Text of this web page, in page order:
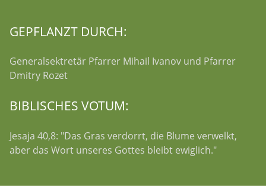
GEPFLANZT DURCH:
Generalsektretär Pfarrer Mihail Ivanov und Pfarrer
Dmitry Rozet
BIBLISCHES VOTUM:
Jesaja 40,8: "Das Gras verdorrt, die Blume verwelkt,
aber das Wort unseres Gottes bleibt ewiglich."